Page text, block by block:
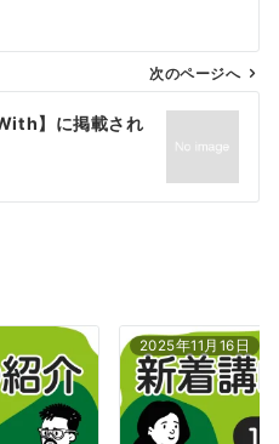
次のページへ
】に掲載され
2025年11月16日